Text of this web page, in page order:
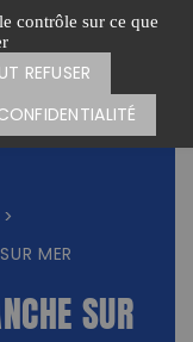
contrôle sur ce que
REFUSER
UN DON
>
MER
SUR